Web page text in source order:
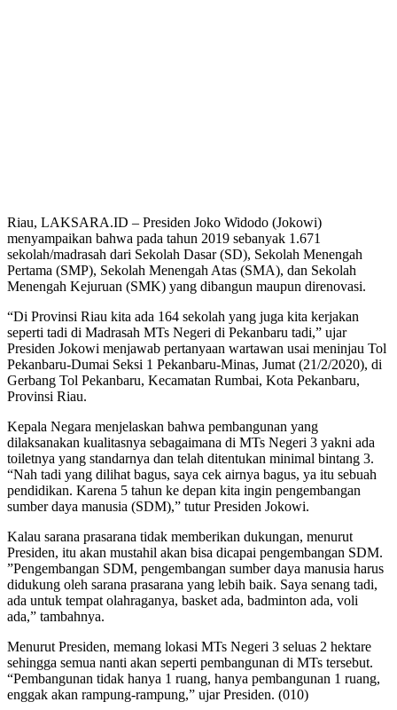
Riau, LAKSARA.ID – Presiden Joko Widodo (Jokowi)
menyampaikan bahwa pada tahun 2019 sebanyak 1.671
sekolah/madrasah dari Sekolah Dasar (SD), Sekolah Menengah
Pertama (SMP), Sekolah Menengah Atas (SMA), dan Sekolah
Menengah Kejuruan (SMK) yang dibangun maupun direnovasi.
“Di Provinsi Riau kita ada 164 sekolah yang juga kita kerjakan
seperti tadi di Madrasah MTs Negeri di Pekanbaru tadi,” ujar
Presiden Jokowi menjawab pertanyaan wartawan usai meninjau Tol
Pekanbaru-Dumai Seksi 1 Pekanbaru-Minas, Jumat (21/2/2020), di
Gerbang Tol Pekanbaru, Kecamatan Rumbai, Kota Pekanbaru,
Provinsi Riau.
Kepala Negara menjelaskan bahwa pembangunan yang
dilaksanakan kualitasnya sebagaimana di MTs Negeri 3 yakni ada
toiletnya yang standarnya dan telah ditentukan minimal bintang 3.
“Nah tadi yang dilihat bagus, saya cek airnya bagus, ya itu sebuah
pendidikan. Karena 5 tahun ke depan kita ingin pengembangan
sumber daya manusia (SDM),” tutur Presiden Jokowi.
Kalau sarana prasarana tidak memberikan dukungan, menurut
Presiden, itu akan mustahil akan bisa dicapai pengembangan SDM.
”Pengembangan SDM, pengembangan sumber daya manusia harus
didukung oleh sarana prasarana yang lebih baik. Saya senang tadi,
ada untuk tempat olahraganya, basket ada, badminton ada, voli
ada,” tambahnya.
Menurut Presiden, memang lokasi MTs Negeri 3 seluas 2 hektare
sehingga semua nanti akan seperti pembangunan di MTs tersebut.
“Pembangunan tidak hanya 1 ruang, hanya pembangunan 1 ruang,
enggak akan rampung-rampung,” ujar Presiden. (010)